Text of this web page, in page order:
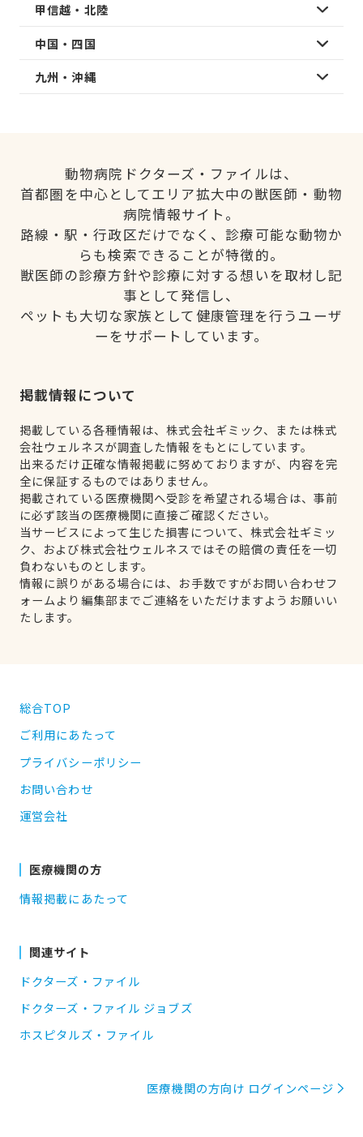
甲信越・北陸
中国・四国
九州・沖縄
動物病院ドクターズ・ファイルは、
首都圏を中心としてエリア拡大中の獣医師・動物
病院情報サイト。
路線・駅・行政区だけでなく、診療可能な動物か
らも検索できることが特徴的。
獣医師の診療方針や診療に対する想いを取材し記
事として発信し、
ペットも大切な家族として健康管理を行うユーザ
ーをサポートしています。
掲載情報について
掲載している各種情報は、株式会社ギミック、または株式
会社ウェルネスが調査した情報をもとにしています。
出来るだけ正確な情報掲載に努めておりますが、内容を完
全に保証するものではありません。
掲載されている医療機関へ受診を希望される場合は、事前
に必ず該当の医療機関に直接ご確認ください。
当サービスによって生じた損害について、株式会社ギミッ
ク、および株式会社ウェルネスではその賠償の責任を一切
負わないものとします。
情報に誤りがある場合には、お手数ですがお問い合わせフ
ォームより編集部までご連絡をいただけますようお願いい
たします。
総合TOP
ご利用にあたって
プライバシーポリシー
お問い合わせ
運営会社
医療機関の方
情報掲載にあたって
関連サイト
ドクターズ・ファイル
ドクターズ・ファイル ジョブズ
ホスピタルズ・ファイル
医療機関の方向け ログインページ